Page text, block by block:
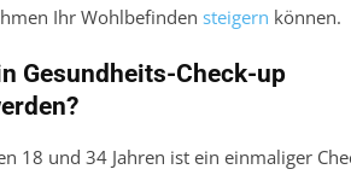
Ihr Wohlbefinden steigern können.
Gesundheits-Check-up
18 und 34 Jahren ist ein einmaliger